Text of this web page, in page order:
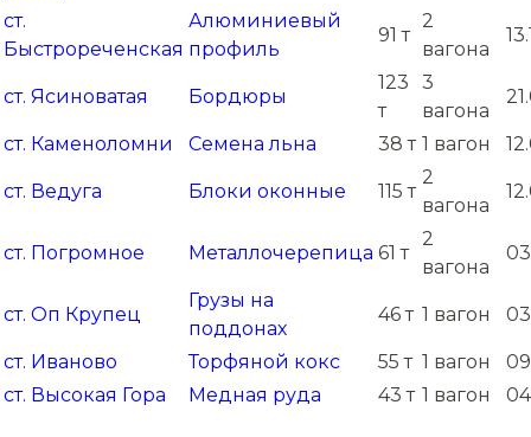
ст.
Быстрореченская
Алюминиевый
профиль
91 т
2
вагона
ст. Ясиноватая Бордюры
123
т
3
вагона
ст. Каменоломни Семена льна 38 т 1 вагон
ст. Ведуга Блоки оконные 115 т
2
вагона
ст. Погромное Металлочерепица 61 т
2
вагона
ст. Оп Крупец
Грузы на
поддонах
46 т 1 вагон
ст. Иваново Торфяной кокс 55 т 1 вагон
ст. Высокая Гора
Медная руда 43 т 1 вагон